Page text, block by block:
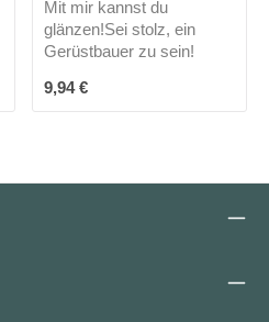
Mit mir kannst du
glänzen!Sei stolz, ein
Gerüstbauer zu sein!
Regulärer Preis:
9,94 €